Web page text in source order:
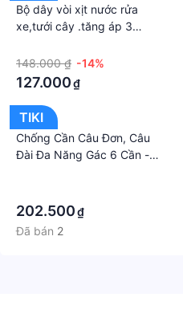
Bộ dây vòi xịt nước rửa
xe,tưới cây .tăng áp 3
đồng,cút,nối nhựa vàng+
tặng móc khoá
148.000 ₫ -14%
127.000₫
TIKI
Chống Cần Câu Đơn, Câu
Đài Đa Năng Gác 6 Cần -
202.500₫
Đã bán 2